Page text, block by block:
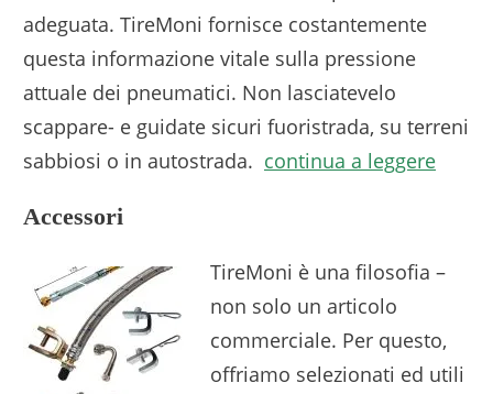
adeguata. TireMoni fornisce costantemente
questa informazione vitale sulla pressione
attuale dei pneumatici. Non lasciatevelo
scappare- e guidate sicuri fuoristrada, su terreni
sabbiosi o in autostrada. continua a leggere
Accessori
TireMoni è una filosofia –
non solo un articolo
commerciale. Per questo,
offriamo selezionati ed utili